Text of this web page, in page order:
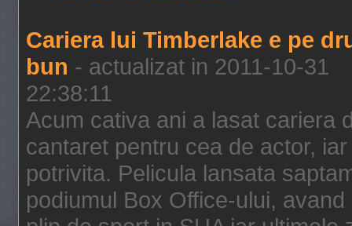
Cariera lui Timberlake e pe
bun - actualizat in 2011-10-31
22:38:11
Acum cativa ani a lasat cariera
cantaret pentru cea de actor,
potrivita. Pelicula lansata
podiumul Box Office-ului,